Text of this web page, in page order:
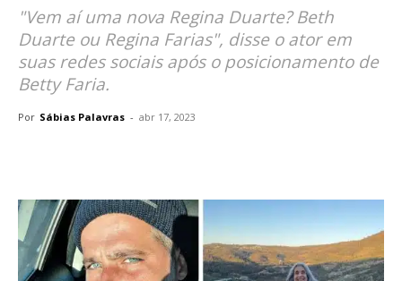
"Vem aí uma nova Regina Duarte? Beth
Duarte ou Regina Farias", disse o ator em
suas redes sociais após o posicionamento de
Betty Faria.
Por Sábias Palavras - abr 17, 2023